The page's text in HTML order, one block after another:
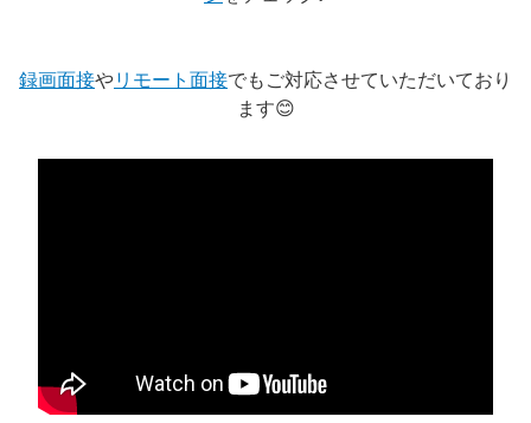
録画面接やリモート面接でもご対応させていただいており
ます😊